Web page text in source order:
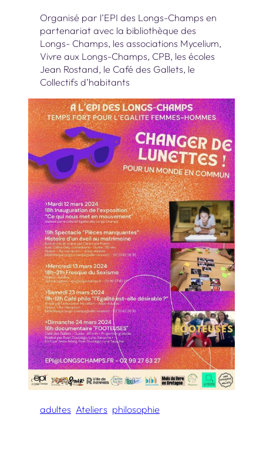
Organisé par l’EPI des Longs-Champs en
partenariat avec la bibliothèque des
Longs- Champs, les associations Mycelium,
Vivre aux Longs-Champs, CPB, les écoles
Jean Rostand, le Café des Gallets, le
Collectifs d’habitants
adultes Ateliers philosophie